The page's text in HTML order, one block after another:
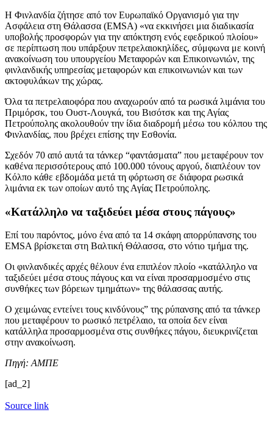
Η Φινλανδία ζήτησε από τον Ευρωπαϊκό Οργανισμό για την
Ασφάλεια στη Θάλασσα (EMSA) «να εκκινήσει μια διαδικασία
υποβολής προσφορών για την απόκτηση ενός εφεδρικού πλοίου»
σε περίπτωση που υπάρξουν πετρελαιοκηλίδες, σύμφωνα με κοινή
ανακοίνωση του υπουργείου Μεταφορών και Επικοινωνιών, της
φινλανδικής υπηρεσίας μεταφορών και επικοινωνιών και των
ακτοφυλάκων της χώρας.
Όλα τα πετρελαιοφόρα που αναχωρούν από τα ρωσικά λιμάνια του
Πριμόρσκ, του Ουστ-Λουγκά, του Βισότσκ και της Αγίας
Πετρούπολης ακολουθούν την ίδια διαδρομή μέσω του κόλπου της
Φινλανδίας, που βρέχει επίσης την Εσθονία.
Σχεδόν 70 από αυτά τα τάνκερ “φαντάσματα” που μεταφέρουν τον
καθένα περισσότερους από 100.000 τόνους αργού, διαπλέουν τον
Κόλπο κάθε εβδομάδα μετά τη φόρτωση σε διάφορα ρωσικά
λιμάνια εκ των οποίων αυτό της Αγίας Πετρούπολης.
«Κατάλληλο να ταξιδεύει μέσα στους πάγους»
Επί του παρόντος, μόνο ένα από τα 14 σκάφη απορρύπανσης του
EMSA βρίσκεται στη Βαλτική Θάλασσα, στο νότιο τμήμα της.
Οι φινλανδικές αρχές θέλουν ένα επιπλέον πλοίο «κατάλληλο να
ταξιδεύει μέσα στους πάγους και να είναι προσαρμοσμένο στις
συνθήκες των βόρειων τμημάτων» της θάλασσας αυτής.
Ο χειμώνας εντείνει τους κινδύνους” της ρύπανσης από τα τάνκερ
που μεταφέρουν το ρωσικό πετρέλαιο, τα οποία δεν είναι
κατάλληλα προσαρμοσμένα στις συνθήκες πάγου, διευκρινίζεται
στην ανακοίνωση.
Πηγή: ΑΜΠΕ
[ad_2]
Source link